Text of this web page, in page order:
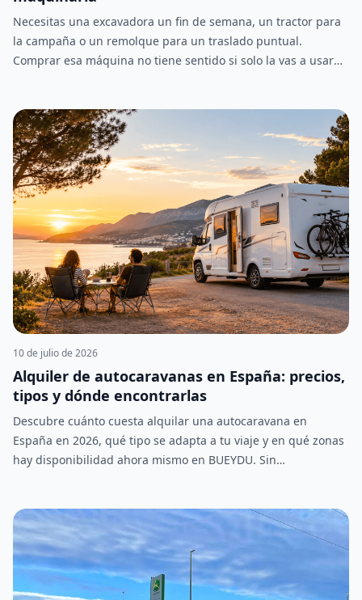
Necesitas una excavadora un fin de semana, un tractor para
la campaña o un remolque para un traslado puntual.
Comprar esa máquina no tiene sentido si solo la vas a usar
nace para resolver justo eso: es una app y plataforma de
alquiler de maquinaria donde particulares y profesionales
publican y alquilan directamente entre ellos, sin
intermediarios. Como un Wallapop del alquiler, pero
especializado en maquinaria agrícola, de construcción,
forestal y vehículos. Buscas, comparas, contactas con el
propietario y alquilas, todo desde la misma plataforma.
Ahora mismo hay más de 1000 anuncios activos en BUEYDU,
con 103 anuncios nuevos publicados solo el último mes. Esto
es lo que necesitas saber sobre cómo funciona y qué puedes
alquilar.
10 de julio de 2026
Alquiler de autocaravanas en España: precios,
tipos y dónde encontrarlas
Descubre cuánto cuesta alquilar una autocaravana en
España en 2026, qué tipo se adapta a tu viaje y en qué zonas
hay disponibilidad ahora mismo en BUEYDU. Sin